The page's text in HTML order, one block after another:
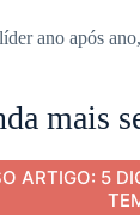
ano após
mais
ARTIGO: 5